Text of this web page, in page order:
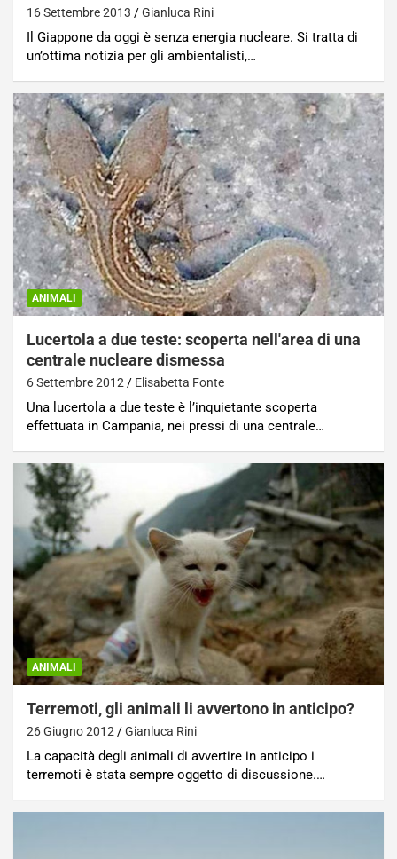
16 Settembre 2013 Gianluca Rini
Il Giappone da oggi è senza energia nucleare. Si tratta di
un’ottima notizia per gli ambientalisti,…
ANIMALI
Lucertola a due teste: scoperta nell'area di una
centrale nucleare dismessa
6 Settembre 2012 Elisabetta Fonte
Una lucertola a due teste è l’inquietante scoperta
effettuata in Campania, nei pressi di una centrale…
ANIMALI
Terremoti, gli animali li avvertono in anticipo?
26 Giugno 2012 Gianluca Rini
La capacità degli animali di avvertire in anticipo i
terremoti è stata sempre oggetto di discussione.…